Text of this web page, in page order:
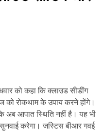
को कहा कि क्लाउड सीडींग
को रोकथाम के उपाय करने होंगे।
अब आपात स्थिति नहीं है। यह भी
करेगा। जस्टिस बीआर गवई